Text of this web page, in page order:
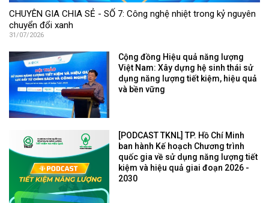
CHUYÊN GIA CHIA SẺ - SỐ 7: Công nghệ nhiệt trong kỷ nguyên
chuyển đổi xanh
31/07/2026
Cộng đồng Hiệu quả năng lượng
Việt Nam: Xây dựng hệ sinh thái sử
dụng năng lượng tiết kiệm, hiệu quả
và bền vững
[PODCAST TKNL] TP. Hồ Chí Minh
ban hành Kế hoạch Chương trình
quốc gia về sử dụng năng lượng tiết
kiệm và hiệu quả giai đoạn 2026 -
2030